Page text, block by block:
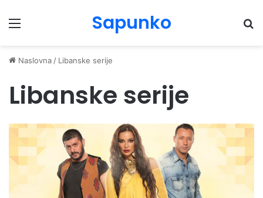
Menu Sapunko
Naslovna / Libanske serije
Libanske serije